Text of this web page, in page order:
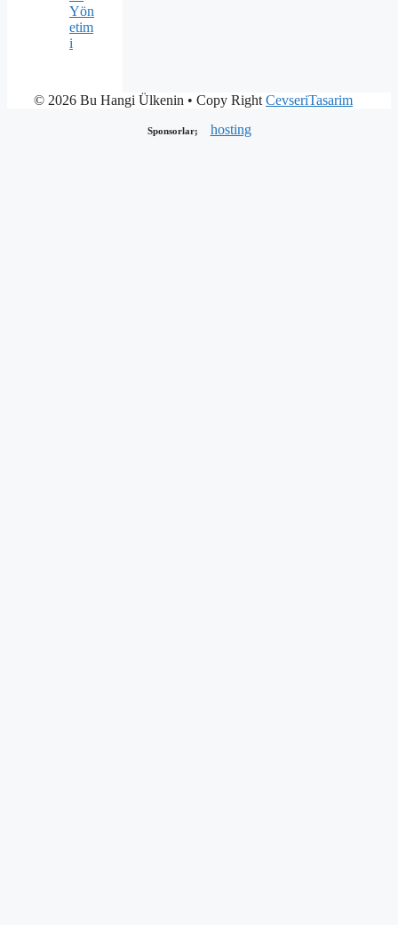
Yön
etim
i
© 2026 Bu Hangi Ülkenin • Copy Right CevseriTasarim
Sponsorlar; hosting